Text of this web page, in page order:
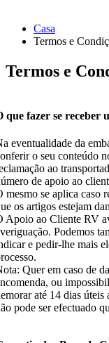
Casa
Termos e
Termos e
que fazer se receber
eventualidade da
o seu conteúdo
ao
de apoio ao
mesmo se aplica caso
os artigos estejam
Apoio ao Cliente RV
Podemos
e pedir-lhe mais
Quer em caso de
ou
até 14 dias
pode ser efectuado